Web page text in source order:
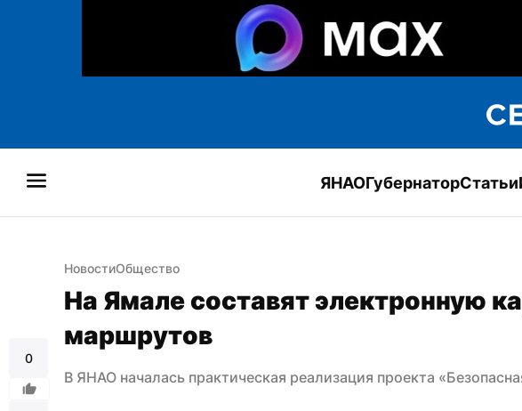
ЯНАОГубернаторСтатьи
0
НовостиОбщество
На Ямале составят электронную
маршрутов
В ЯНАО началась практическая реализация проекта